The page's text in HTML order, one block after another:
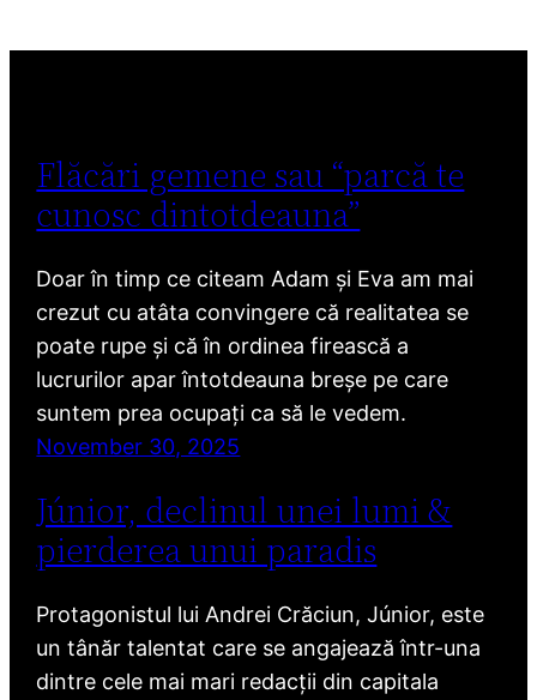
Flăcări gemene sau “parcă te
cunosc dintotdeauna”
Doar în timp ce citeam Adam și Eva am mai
crezut cu atâta convingere că realitatea se
poate rupe și că în ordinea firească a
lucrurilor apar întotdeauna breșe pe care
suntem prea ocupați ca să le vedem.
November 30, 2025
Júnior, declinul unei lumi &
pierderea unui paradis
Protagonistul lui Andrei Crăciun, Júnior, este
un tânăr talentat care se angajează într-una
dintre cele mai mari redacții din capitala